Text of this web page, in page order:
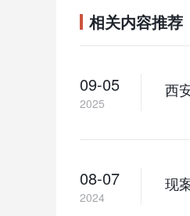
相关内容推荐
09-05
2025
西
08-07
2024
现